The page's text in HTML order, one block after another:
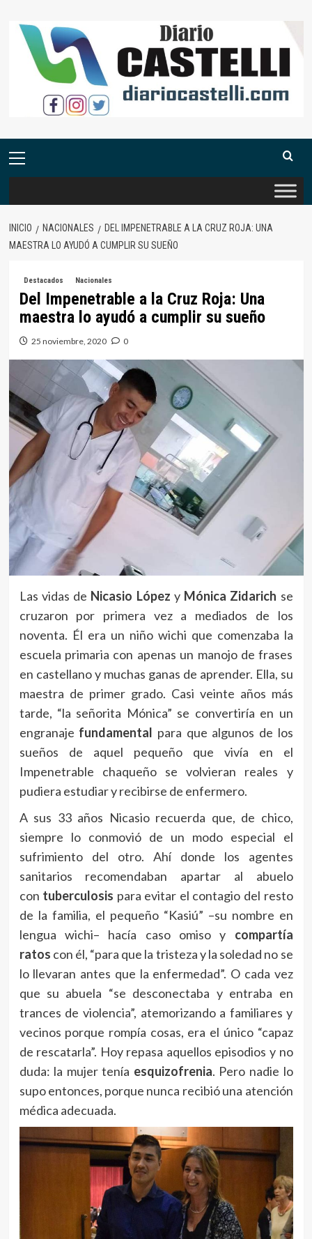
contenido
Menú
INICIO NACIONALES
DEL IMPENETRABLE A LA CRUZ ROJA: UNA
MAESTRA LO AYUDÓ A CUMPLIR SU SUEÑO
Destacados Nacionales
Del Impenetrable a la Cruz Roja: Una
maestra lo ayudó a cumplir su sueño
25 noviembre, 2020 0
Las vidas de Nicasio López y Mónica Zidarich se
cruzaron por primera vez a mediados de los
noventa. Él era un niño wichi que comenzaba la
escuela primaria con apenas un manojo de frases
en castellano y muchas ganas de aprender. Ella, su
maestra de primer grado. Casi veinte años más
tarde, “la señorita Mónica” se convertiría en un
engranaje fundamental para que algunos de los
sueños de aquel pequeño que vivía en el
Impenetrable chaqueño se volvieran reales y
pudiera estudiar y recibirse de enfermero.
A sus 33 años Nicasio recuerda que, de chico,
siempre lo conmovió de un modo especial el
sufrimiento del otro. Ahí donde los agentes
sanitarios recomendaban apartar al abuelo
con tuberculosis para evitar el contagio del resto
de la familia, el pequeño “Kasiú” –su nombre en
lengua wichi– hacía caso omiso y compartía
ratos con él, “para que la tristeza y la soledad no se
lo llevaran antes que la enfermedad”. O cada vez
que su abuela “se desconectaba y entraba en
trances de violencia”, atemorizando a familiares y
vecinos porque rompía cosas, era el único “capaz
de rescatarla”. Hoy repasa aquellos episodios y no
duda: la mujer tenía esquizofrenia. Pero nadie lo
supo entonces, porque nunca recibió una atención
médica adecuada.